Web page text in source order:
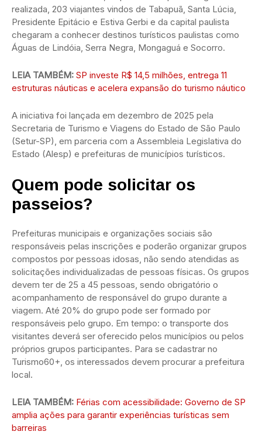
realizada, 203 viajantes vindos de Tabapuã, Santa Lúcia,
Presidente Epitácio e Estiva Gerbi e da capital paulista
chegaram a conhecer destinos turísticos paulistas como
Águas de Lindóia, Serra Negra, Mongaguá e Socorro.
LEIA TAMBÉM: SP investe R$ 14,5 milhões, entrega 11
estruturas náuticas e acelera expansão do turismo náutico
A iniciativa foi lançada em dezembro de 2025 pela
Secretaria de Turismo e Viagens do Estado de São Paulo
(Setur-SP), em parceria com a Assembleia Legislativa do
Estado (Alesp) e prefeituras de municípios turísticos.
Quem pode solicitar os
passeios?
Prefeituras municipais e organizações sociais são
responsáveis pelas inscrições e poderão organizar grupos
compostos por pessoas idosas, não sendo atendidas as
solicitações individualizadas de pessoas físicas. Os grupos
devem ter de 25 a 45 pessoas, sendo obrigatório o
acompanhamento de responsável do grupo durante a
viagem. Até 20% do grupo pode ser formado por
responsáveis pelo grupo. Em tempo: o transporte dos
visitantes deverá ser oferecido pelos municípios ou pelos
próprios grupos participantes. Para se cadastrar no
Turismo60+, os interessados devem procurar a prefeitura
local.
LEIA TAMBÉM: Férias com acessibilidade: Governo de SP
amplia ações para garantir experiências turísticas sem
barreiras